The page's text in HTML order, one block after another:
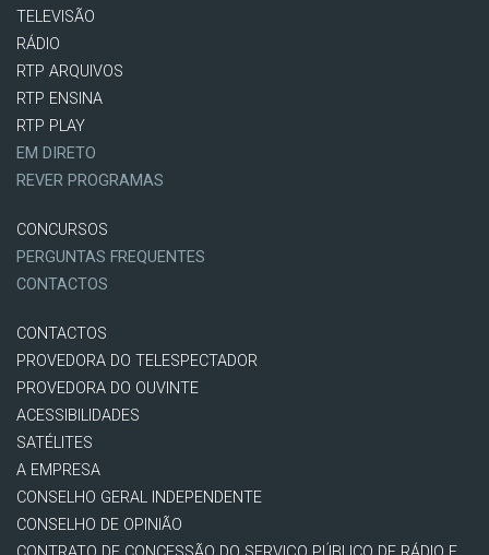
TELEVISÃO
RÁDIO
RTP ARQUIVOS
RTP ENSINA
RTP PLAY
EM DIRETO
REVER PROGRAMAS
CONCURSOS
PERGUNTAS FREQUENTES
CONTACTOS
CONTACTOS
PROVEDORA DO TELESPECTADOR
PROVEDORA DO OUVINTE
ACESSIBILIDADES
SATÉLITES
A EMPRESA
CONSELHO GERAL INDEPENDENTE
CONSELHO DE OPINIÃO